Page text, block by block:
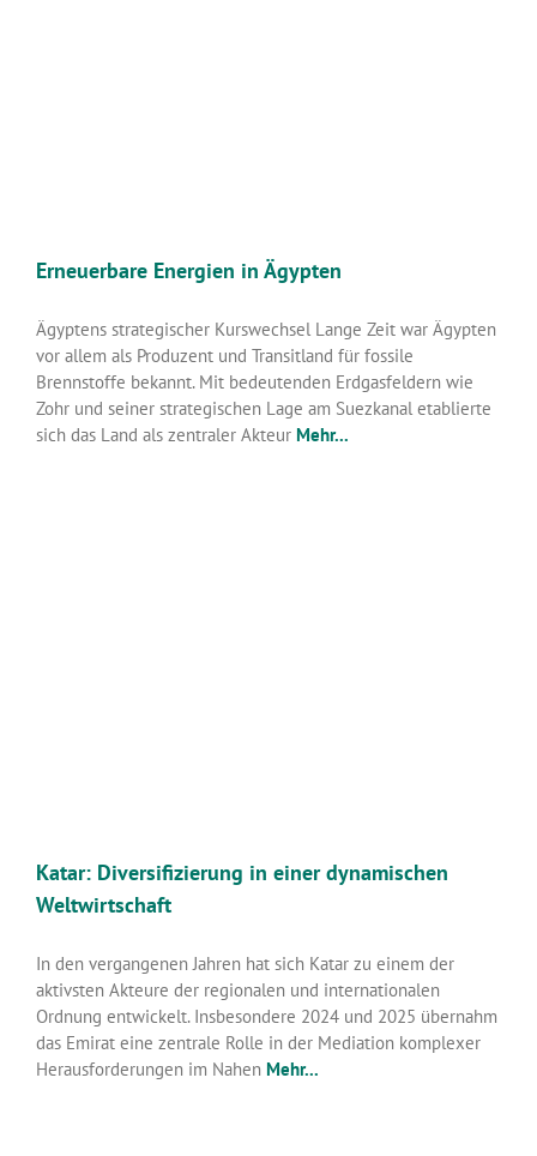
Erneuerbare Energien in Ägypten
Ägyptens strategischer Kurswechsel Lange Zeit war Ägypten
vor allem als Produzent und Transitland für fossile
Brennstoffe bekannt. Mit bedeutenden Erdgasfeldern wie
Zohr und seiner strategischen Lage am Suezkanal etablierte
sich das Land als zentraler Akteur Mehr...
Katar: Diversifizierung in einer dynamischen
Weltwirtschaft
In den vergangenen Jahren hat sich Katar zu einem der
aktivsten Akteure der regionalen und internationalen
Ordnung entwickelt. Insbesondere 2024 und 2025 übernahm
das Emirat eine zentrale Rolle in der Mediation komplexer
Herausforderungen im Nahen Mehr...